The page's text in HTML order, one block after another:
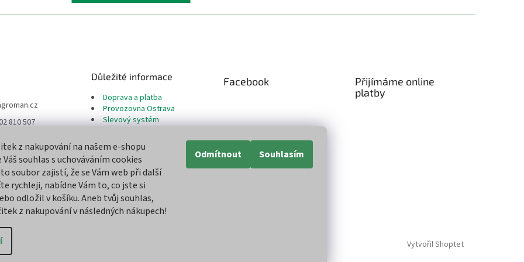
z nakupování na našem e-shopu
souhlas s uchováváním cookies
soubor zajistí, že se Vám web při další
rychleji, nabídne Vám to, co jste si
odložil v košíku. Aneb tvůj souhlas,
z nakupování v následných nákupech!
Odmítnout Souhlasím
810 507
Důležité informace
Doprava a platba
Provozovna Ostrava
Slevový systém
Odstoupení od smlouvy
Moje objednávka
Obchodní podmínky
Ochrana osobních údajů
Cookies soubory
Facebook
Přijímáme online
platby
Vytvořil Shoptet
nastavení cookies